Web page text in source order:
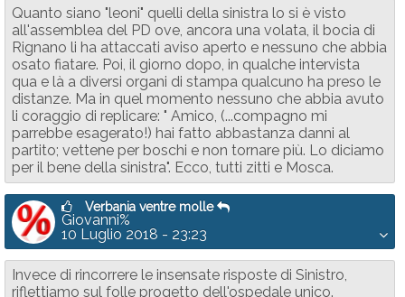
Quanto siano "leoni" quelli della sinistra lo si è visto
all'assemblea del PD ove, ancora una volata, il bocia di
Rignano li ha attaccati aviso aperto e nessuno che abbia
osato fiatare. Poi, il giorno dopo, in qualche intervista
qua e là a diversi organi di stampa qualcuno ha preso le
distanze. Ma in quel momento nessuno che abbia avuto
li coraggio di replicare: " Amico, (...compagno mi
parrebbe esagerato!) hai fatto abbastanza danni al
partito; vettene per boschi e non tornare più. Lo diciamo
per il bene della sinistra". Ecco, tutti zitti e Mosca.
Verbania ventre molle
Giovanni%
10 Luglio 2018 - 23:23
Invece di rincorrere le insensate risposte di Sinistro,
riflettiamo sul folle progetto dell'ospedale unico.